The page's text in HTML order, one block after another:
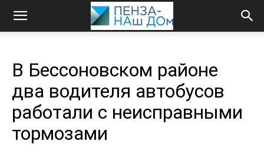
В Бессоновском районе
два водителя автобусов
работали с неисправными
тормозами